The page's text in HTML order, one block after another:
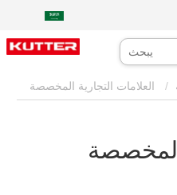
العلامات التجارية المخصصة
المخصصة​​